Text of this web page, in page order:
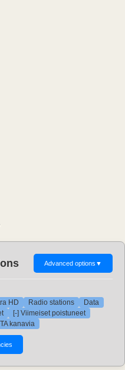
Advanced options ▼
HD Radio stations
Data
[-] Viimeiset poistuneet
kanavia